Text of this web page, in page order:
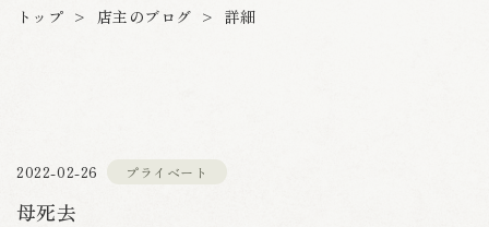
トップ > 店主のブログ > 詳細
2022-02-26 プライベート
母死去